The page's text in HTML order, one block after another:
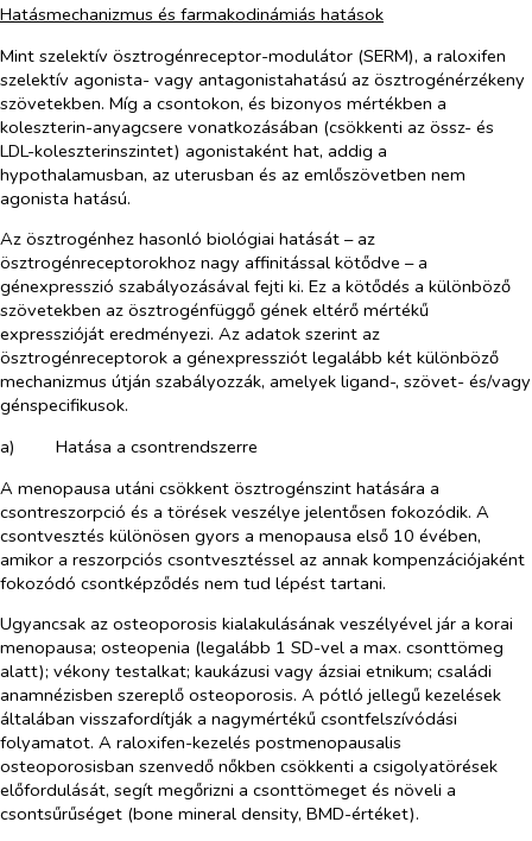
Hatásmechanizmus és farmakodinámiás hatások
Mint szelektív ösztrogénreceptor-modulátor (SERM), a raloxifen
szelektív agonista- vagy antagonistahatású az ösztrogénérzékeny
szövetekben. Míg a csontokon, és bizonyos mértékben a
koleszterin-anyagcsere vonatkozásában (csökkenti az össz- és
LDL-koleszterinszintet) agonistaként hat, addig a
hypothalamusban, az uterusban és az emlőszövetben nem
agonista hatású.
Az ösztrogénhez hasonló biológiai hatását – az
ösztrogénreceptorokhoz nagy affinitással kötődve – a
génexpresszió szabályozásával fejti ki. Ez a kötődés a különböző
szövetekben az ösztrogénfüggő gének eltérő mértékű
expresszióját eredményezi. Az adatok szerint az
ösztrogénreceptorok a génexpressziót legalább két különböző
mechanizmus útján szabályozzák, amelyek ligand-, szövet- és/vagy
génspecifikusok.
a)​
Hatása a csontrendszerre
A menopausa utáni csökkent ösztrogénszint hatására a
csontreszorpció és a törések veszélye jelentősen fokozódik. A
csontvesztés különösen gyors a menopausa első 10 évében,
amikor a reszorpciós csontvesztéssel az annak kompenzációjaként
fokozódó csontképződés nem tud lépést tartani.
Ugyancsak az osteoporosis kialakulásának veszélyével jár a korai
menopausa; osteopenia (legalább 1 SD-vel a max. csonttömeg
alatt); vékony testalkat; kaukázusi vagy ázsiai etnikum; családi
anamnézisben szereplő osteoporosis. A pótló jellegű kezelések
általában visszafordítják a nagymértékű csontfelszívódási
folyamatot. A raloxifen-kezelés postmenopausalis
osteoporosisban szenvedő nőkben csökkenti a csigolyatörések
előfordulását, segít megőrizni a csonttömeget és növeli a
csontsűrűséget (bone mineral density, BMD-értéket).